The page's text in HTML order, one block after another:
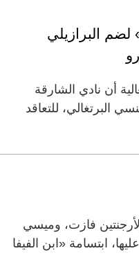
البرازيلي
أن نادي الشارقة
البرتغالي، للتعاقد
فازت، وميسي
ابتسامة «ابن الفيفا